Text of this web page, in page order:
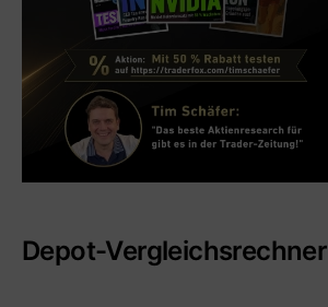
Depot-Vergleichsrechner